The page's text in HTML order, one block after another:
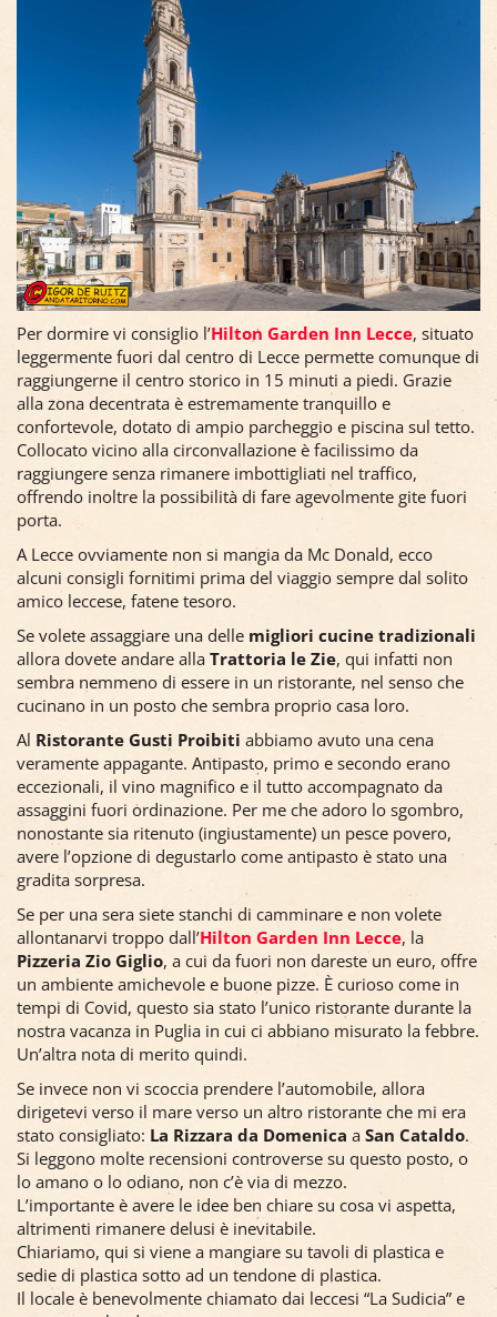
Per dormire vi consiglio l’Hilton Garden Inn Lecce, situato
leggermente fuori dal centro di Lecce permette comunque di
raggiungerne il centro storico in 15 minuti a piedi. Grazie
alla zona decentrata è estremamente tranquillo e
confortevole, dotato di ampio parcheggio e piscina sul tetto.
Collocato vicino alla circonvallazione è facilissimo da
raggiungere senza rimanere imbottigliati nel traffico,
offrendo inoltre la possibilità di fare agevolmente gite fuori
porta.
A Lecce ovviamente non si mangia da Mc Donald, ecco
alcuni consigli fornitimi prima del viaggio sempre dal solito
amico leccese, fatene tesoro.
Se volete assaggiare una delle migliori cucine tradizionali
allora dovete andare alla Trattoria le Zie, qui infatti non
sembra nemmeno di essere in un ristorante, nel senso che
cucinano in un posto che sembra proprio casa loro.
Al Ristorante Gusti Proibiti abbiamo avuto una cena
veramente appagante. Antipasto, primo e secondo erano
eccezionali, il vino magnifico e il tutto accompagnato da
assaggini fuori ordinazione. Per me che adoro lo sgombro,
nonostante sia ritenuto (ingiustamente) un pesce povero,
avere l’opzione di degustarlo come antipasto è stato una
gradita sorpresa.
Se per una sera siete stanchi di camminare e non volete
allontanarvi troppo dall’Hilton Garden Inn Lecce, la
Pizzeria Zio Giglio, a cui da fuori non dareste un euro, offre
un ambiente amichevole e buone pizze. È curioso come in
tempi di Covid, questo sia stato l’unico ristorante durante la
nostra vacanza in Puglia in cui ci abbiano misurato la febbre.
Un’altra nota di merito quindi.
Se invece non vi scoccia prendere l’automobile, allora
dirigetevi verso il mare verso un altro ristorante che mi era
stato consigliato: La Rizzara da Domenica a San Cataldo.
Si leggono molte recensioni controverse su questo posto, o
lo amano o lo odiano, non c’è via di mezzo.
L’importante è avere le idee ben chiare su cosa vi aspetta,
altrimenti rimanere delusi è inevitabile.
Chiariamo, qui si viene a mangiare su tavoli di plastica e
sedie di plastica sotto ad un tendone di plastica.
Il locale è benevolmente chiamato dai leccesi “La Sudicia” e